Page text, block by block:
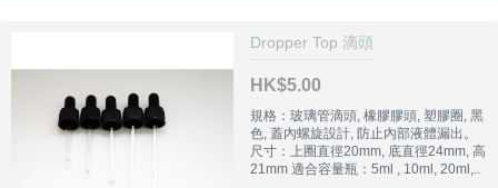
Dropper Top 滴頭
HK$5.00
規格：玻璃管滴頭, 橡膠膠頭, 塑膠圈, 黑
色, 蓋內螺旋設計, 防止內部液體漏出。
尺寸：上圈直徑20mm, 底直徑24mm, 高
21mm 適合容量瓶：5ml , 10ml, 20ml,..